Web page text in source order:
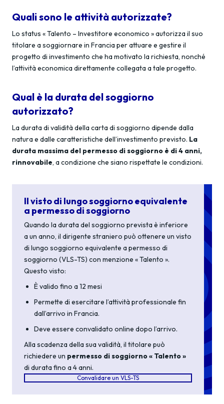
Quali sono le attività autorizzate?
Lo status « Talento – Investitore economico » autorizza il suo
titolare a soggiornare in Francia per attuare e gestire il
progetto di investimento che ha motivato la richiesta, nonché
l’attività economica direttamente collegata a tale progetto.
Qual è la durata del soggiorno
autorizzato?
La durata di validità della carta di soggiorno dipende dalla
natura e dalle caratteristiche dell’investimento previsto. La
durata massima del permesso di soggiorno è di 4 anni,
rinnovabile, a condizione che siano rispettate le condizioni.
Il visto di lungo soggiorno equivalente
a permesso di soggiorno
Quando la durata del soggiorno prevista è inferiore
a un anno, il dirigente straniero può ottenere un visto
di lungo soggiorno equivalente a permesso di
soggiorno (VLS-TS) con menzione « Talento ».
Questo visto:
È valido fino a 12 mesi
Permette di esercitare l’attività professionale fin
dall’arrivo in Francia.
Deve essere convalidato online dopo l’arrivo.
Alla scadenza della sua validità, il titolare può
richiedere un permesso di soggiorno « Talento »
di durata fino a 4 anni.
Convalidare un VLS-TS